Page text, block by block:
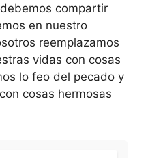
compartir
en nuestro
reemplazamos
vidas con cosas
lo feo del pecado y
cosas hermosas